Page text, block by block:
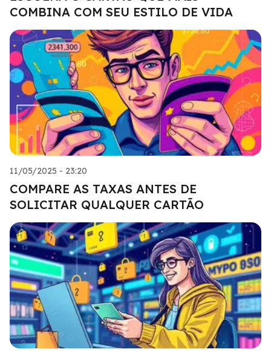
COMBINA COM SEU ESTILO DE VIDA
11/05/2025 - 23:20
COMPARE AS TAXAS ANTES DE
SOLICITAR QUALQUER CARTÃO